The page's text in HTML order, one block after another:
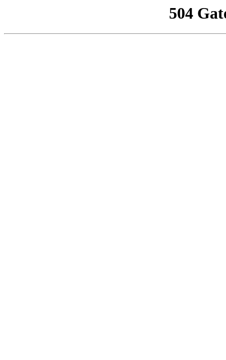
504